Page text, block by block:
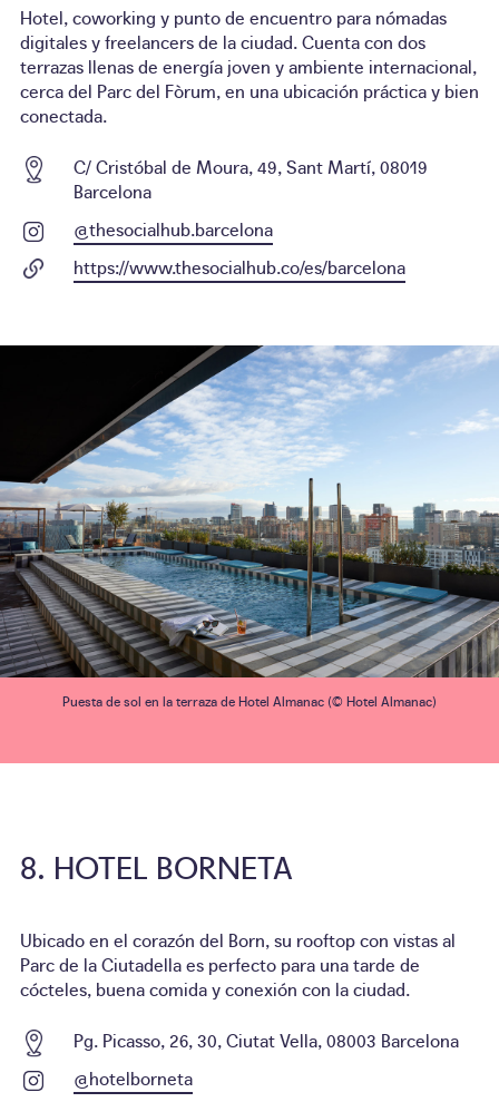
Hotel, coworking y punto de encuentro para nómadas
digitales y freelancers de la ciudad. Cuenta con dos
terrazas llenas de energía joven y ambiente internacional,
cerca del Parc del Fòrum, en una ubicación práctica y bien
conectada.
C/ Cristóbal de Moura, 49, Sant Martí, 08019
Barcelona
@thesocialhub.barcelona
https://www.thesocialhub.co/es/barcelona
Puesta de sol en la terraza de Hotel Almanac (© Hotel Almanac)
HOTEL BORNETA
Ubicado en el corazón del Born, su rooftop con vistas al
Parc de la Ciutadella es perfecto para una tarde de
cócteles, buena comida y conexión con la ciudad.
Pg. Picasso, 26, 30, Ciutat Vella, 08003 Barcelona
@hotelborneta